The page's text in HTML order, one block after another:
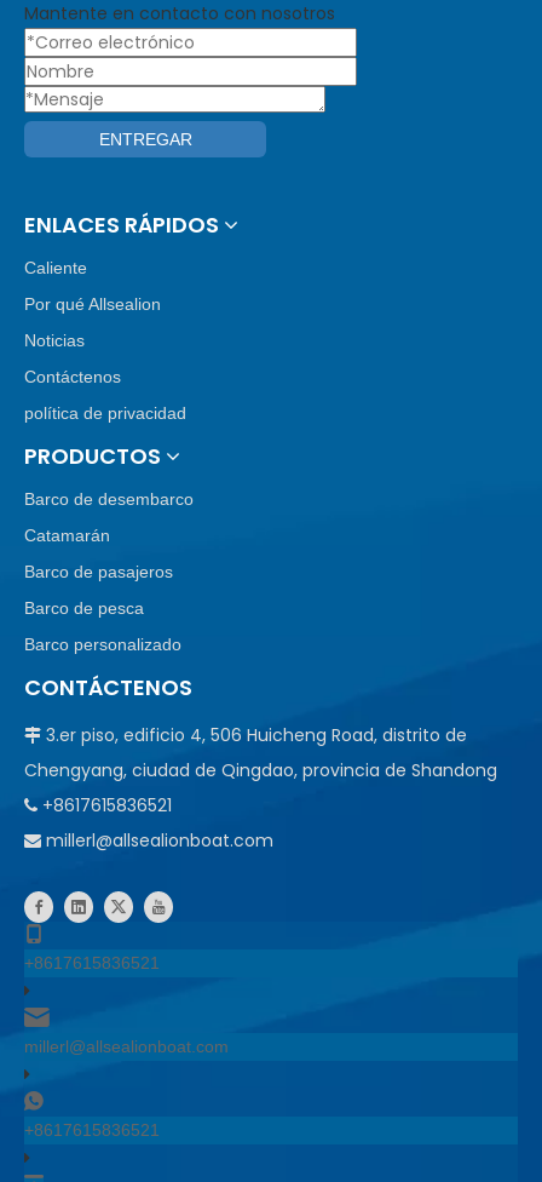
Mantente en contacto con nosotros
ENTREGAR
ENLACES RÁPIDOS
Caliente
Por qué Allsealion
Noticias
Contáctenos
política de privacidad
PRODUCTOS
Barco de desembarco
Catamarán
Barco de pasajeros
Barco de pesca
Barco personalizado
CONTÁCTENOS
 3.er piso, edificio 4, 506 Huicheng Road, distrito de
Chengyang, ciudad de Qingdao, provincia de Shandong
 +8617615836521
 millerl@allsealionboat.com
+8617615836521
millerl@allsealionboat.com
+8617615836521